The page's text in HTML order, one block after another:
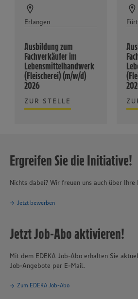
Erlangen
Ausbildung zum
Fachverkäufer im
Lebensmittelhandwerk
(Fleischerei) (m/w/d)
2026
ZUR STELLE
Ergreifen Sie die Initiative!
Nichts dabei? Wir freuen uns auch über
Jetzt bewerben
Jetzt Job-Abo aktivieren!
Mit dem EDEKA Job-Abo erhalten Sie
Job-Angebote per E-Mail.
Zum EDEKA Job-Abo